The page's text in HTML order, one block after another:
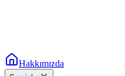
Hakkımızda